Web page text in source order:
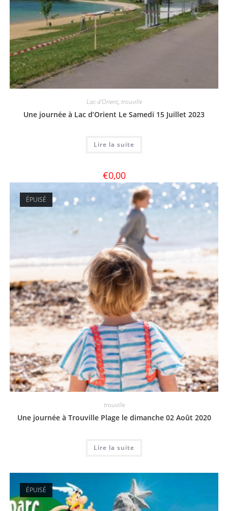
Lac d'Orient, trouville
Une journée à Lac d’Orient Le Samedi 15 Juillet 2023
Lire la suite
€0,00
ÉPUISÉ
trouville
Une journée à Trouville Plage le dimanche 02 Août 2020
Lire la suite
ÉPUISÉ